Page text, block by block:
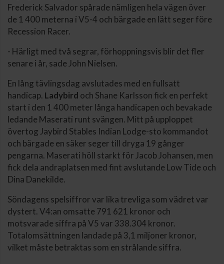
Frederick Salvador spårade nämligen hela vägen över
de 1 400 meterna i V5-4 och bärgade en lätt seger före
Recession Racer.
- Härligt med två segrar, förhoppningsvis blir det fler
senare i år, sade John Nielsen.
En lång tävlingsdag avslutades med en fullsatt
handicap. Ladybird och Shane Karlsson fick en perfekt
start i den 1 400 meter långa handicapen och bevakade
ledande Maserati runt svängen. Mitt på upploppet
övertog Jaybird Stables Indian Lodge-sto kommandot
och bärgade en säker seger till dryga 19 gånger
pengarna. Maserati höll starkt för Jacob Johansen, men
fick dela andraplatsen med fint avslutande Low Tide och
Dina Danekilde.
Söndagens spelsiffror var lika trevliga som vädret var
dystert. V4:an omsatte 791 621 kronor och
motsvarade siffra på V5 var 338.304 kronor.
Totalomsättningen landade på 3,1 miljoner kronor,
vilket måste betraktas som en strålande siffra.